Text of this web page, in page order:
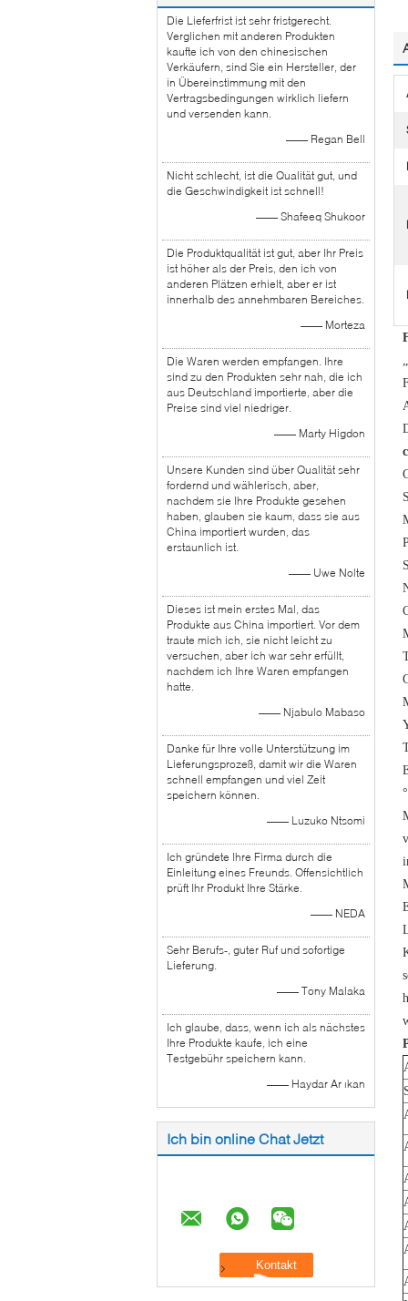
Die Lieferfrist ist sehr fristgerecht.
Verglichen mit anderen Produkten
kaufte ich von den chinesischen
Verkäufern, sind Sie ein Hersteller, der
in Übereinstimmung mit den
Vertragsbedingungen wirklich liefern
und versenden kann.
—— Regan Bell
Nicht schlecht, ist die Qualität gut, und
die Geschwindigkeit ist schnell!
—— Shafeeq Shukoor
Die Produktqualität ist gut, aber Ihr Preis
ist höher als der Preis, den ich von
anderen Plätzen erhielt, aber er ist
innerhalb des annehmbaren Bereiches.
—— Morteza
Die Waren werden empfangen. Ihre
sind zu den Produkten sehr nah, die ich
aus Deutschland importierte, aber die
Preise sind viel niedriger.
—— Marty Higdon
Unsere Kunden sind über Qualität sehr
fordernd und wählerisch, aber,
nachdem sie Ihre Produkte gesehen
haben, glauben sie kaum, dass sie aus
China importiert wurden, das
erstaunlich ist.
—— Uwe Nolte
Dieses ist mein erstes Mal, das
Produkte aus China importiert. Vor dem
traute mich ich, sie nicht leicht zu
versuchen, aber ich war sehr erfüllt,
nachdem ich Ihre Waren empfangen
hatte.
—— Njabulo Mabaso
Danke für Ihre volle Unterstützung im
Lieferungsprozeß, damit wir die Waren
schnell empfangen und viel Zeit
speichern können.
—— Luzuko Ntsomi
Ich gründete Ihre Firma durch die
Einleitung eines Freunds. Offensichtlich
prüft Ihr Produkt Ihre Stärke.
—— NEDA
Sehr Berufs-, guter Ruf und sofortige
Lieferung.
—— Tony Malaka
Ich glaube, dass, wenn ich als nächstes
Ihre Produkte kaufe, ich eine
Testgebühr speichern kann.
—— Haydar Ar ıkan
Ich bin online Chat Jetzt